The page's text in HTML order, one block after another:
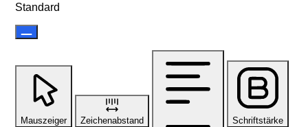
Standard
Mauszeiger Zeichenabstand Schriftstärke